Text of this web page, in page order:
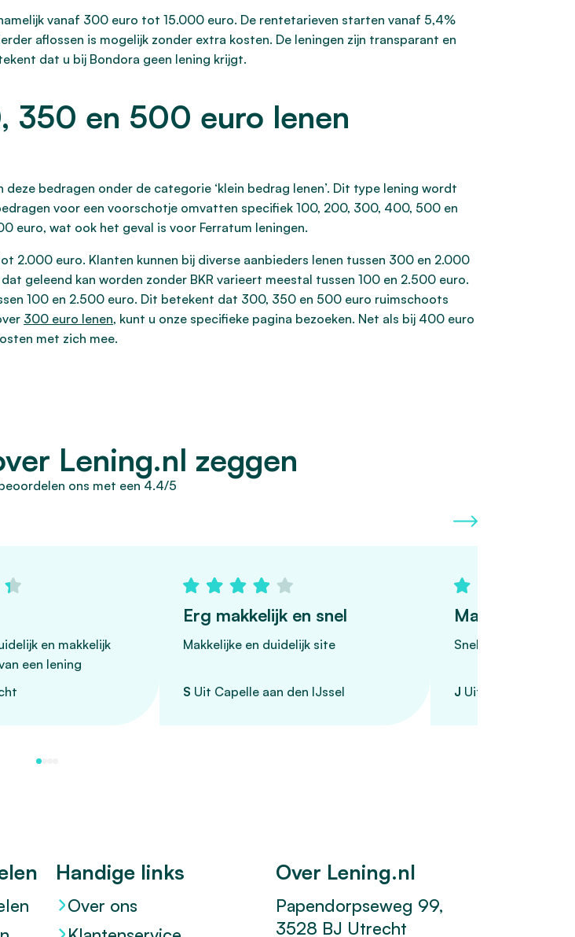
vanaf 300 euro tot 15.000 euro. De rentetarieven starten vanaf 5,4%
aflossen is mogelijk zonder extra kosten. De leningen zijn transparant en
dat u bij Bondora geen lening krijgt.
350 en 500 euro lenen
bedragen onder de categorie ‘klein bedrag lenen’. Dit type lening wordt
voor een voorschotje omvatten specifiek 100, 200, 300, 400, 500 en
euro, wat ook het geval is voor Ferratum leningen.
2.000 euro. Klanten kunnen bij diverse aanbieders lenen tussen 300 en 2.000
geleend kan worden zonder BKR varieert meestal tussen 100 en 2.500 euro.
100 en 2.500 euro. Dit betekent dat 300, 350 en 500 euro ruimschoots
300 euro lenen, kunt u onze specifieke pagina bezoeken. Net als bij 400 euro
met zich mee.
Lening.nl zeggen
ons met een 4.4/5
en makkelijk
een lening
Erg makkelijk en snel
Makkelijke en duidelijk site
S Uit Capelle aan den IJssel
Makkelijke site
Snel en makkelijke
J Uit Sliedrecht
Handige links
Over ons
Over Lening.nl
Papendorpseweg 99,
3528 BJ Utrecht